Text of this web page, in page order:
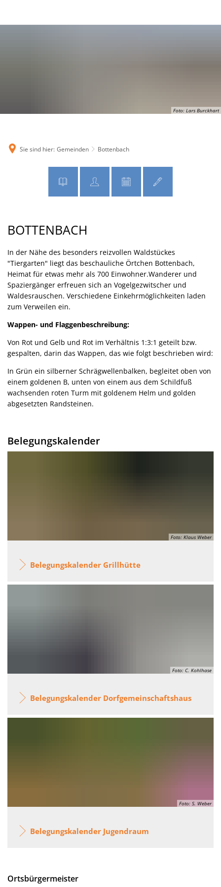
Foto: Lars Burckhart
Sie sind hier: Gemeinden Bottenbach
Bottenbach
BOTTENBACH
In der Nähe des besonders reizvollen Waldstückes
"Tiergarten" liegt das beschauliche Örtchen Bottenbach,
Heimat für etwas mehr als 700 Einwohner.Wanderer und
Spaziergänger erfreuen sich an Vogelgezwitscher und
Waldesrauschen. Verschiedene Einkehrmöglichkeiten laden
zum Verweilen ein.
Wappen- und Flaggenbeschreibung:
Von Rot und Gelb und Rot im Verhältnis 1:3:1 geteilt bzw.
gespalten, darin das Wappen, das wie folgt beschrieben wird:
In Grün ein silberner Schrägwellenbalken, begleitet oben von
einem goldenen B, unten von einem aus dem Schildfuß
wachsenden roten Turm mit goldenem Helm und golden
abgesetzten Randsteinen.
Belegungskalender
Foto: Klaus Weber
Belegungskalender Grillhütte
Foto: C. Kohlhase
Belegungskalender Dorfgemeinschaftshaus
Foto: S. Weber
Belegungskalender Jugendraum
Ortsbürgermeister